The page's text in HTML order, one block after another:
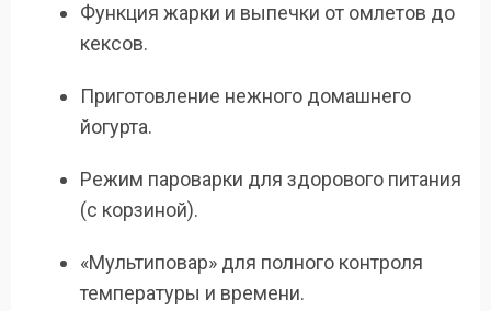
Функция жарки и выпечки от омлетов до
кексов.
Приготовление нежного домашнего
йогурта.
Режим пароварки для здорового питания
(с корзиной).
«Мультиповар» для полного контроля
температуры и времени.